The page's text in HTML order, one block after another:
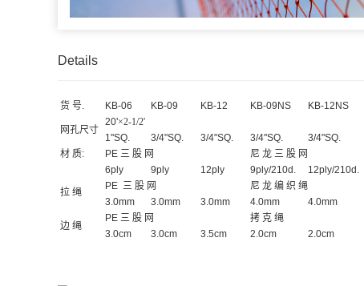
Details
货 号. KB-06 KB-09 KB-12 KB-09NS KB-12NS
网孔尺寸
20'×2-1/2'
1"SQ.
3/4"SQ. 3/4"SQ. 3/4"SQ. 3/4"SQ.
材 质:
拉 绳
PE 三 股 网
尼 龙 三 股 网
6ply
9ply 12ply 9ply/210d. 12ply/210d.
PE 三 股 网
尼 龙 编 织 绳
3.0mm
3.0mm 3.0mm 4.0mm 4.0mm
边 绳
PE 三 股 网
拷 克 绳
3.0cm
3.0cm 3.5cm 2.0cm 2.0cm